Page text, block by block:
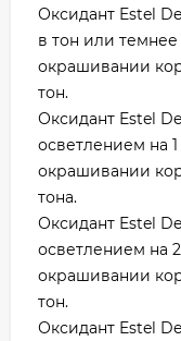
Оксидант Estel
в тон или
окрашивании
тон.
Оксидант Estel
осветлением на
окрашивании
тона.
Оксидант Estel
осветлением на
окрашивании
тон.
Оксидант Estel